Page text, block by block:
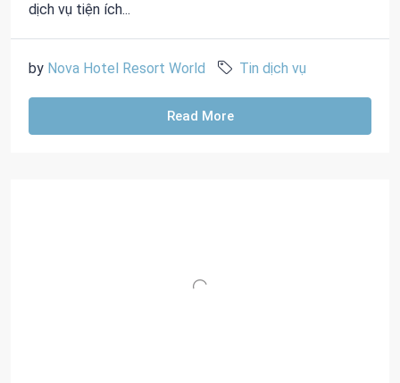
dịch vụ tiện ích...
by Nova Hotel Resort World Tin dịch vụ
Read More